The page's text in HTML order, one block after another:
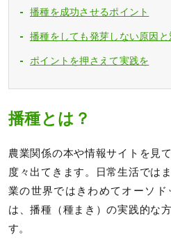
播種を成功させるポイント
播種をしても発芽しない原因と
ポイントを押さえて実践を
播種とは？
農業関係の本や情報サイトを見
度々出てきます。日常生活では
業の世界ではきわめてオーソ
は、播種（種まき）の実践的な
す。